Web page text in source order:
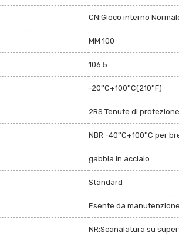
CN:Gioco interno
MM 100
106.5
-20°C+100°C(210°F)
2RS Tenute di
NBR -40°C+100°C per
gabbia in acciaio
Standard
Esente da
NR:Scanalatura su